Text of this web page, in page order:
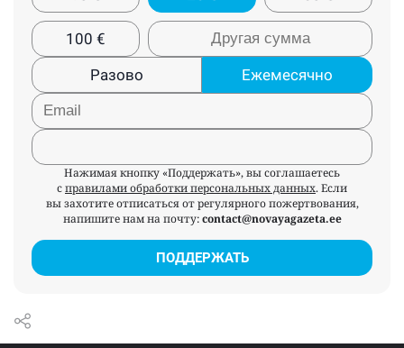
100 €
Разово
Ежемесячно
Нажимая кнопку «Поддержать», вы соглашаетесь
справилами обработки персональных данных. Если
вы захотите отписаться от регулярного пожертвования,
напишите нам на почту:contact@novayagazeta.ee
ПОДДЕРЖАТЬ